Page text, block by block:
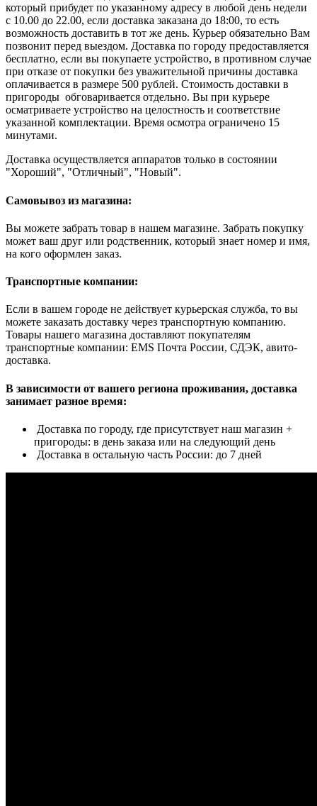
который прибудет по указанному адресу в любой день недели
с 10.00 до 22.00, если доставка заказана до 18:00, то есть
возможность доставить в тот же день. Курьер обязательно Вам
позвонит перед выездом. Доставка по городу предоставляется
бесплатно, если вы покупаете устройство, в противном случае
при отказе от покупки без уважительной причины доставка
оплачивается в размере 500 рублей. Стоимость доставки в
пригороды обговаривается отдельно. Вы при курьере
осматриваете устройство на целостность и соответствие
указанной комплектации. Время осмотра ограничено 15
минутами.
Доставка осуществляется аппаратов только в состоянии
"Хороший", "Отличный", "Новый".
Самовывоз из магазина:
Вы можете забрать товар в нашем магазине. Забрать покупку
может ваш друг или родственник, который знает номер и имя,
на кого оформлен заказ.
Транспортные компании:
Если в вашем городе не действует курьерская служба, то вы
можете заказать доставку через транспортную компанию.
Товары нашего магазина доставляют покупателям
транспортные компании: EMS Почта России, СДЭК, авито-
доставка.
В зависимости от вашего региона проживания, доставка
занимает разное время:
Доставка по городу, где присутствует наш магазин +
пригороды: в день заказа или на следующий день
Доставка в остальную часть России: до 7 дней